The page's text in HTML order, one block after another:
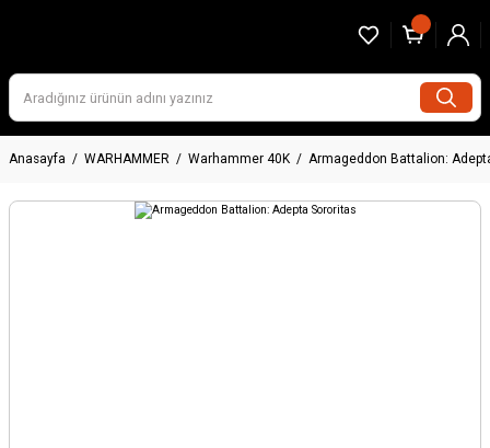
Anasayfa WARHAMMER Warhammer 40K Armageddon Battalion: